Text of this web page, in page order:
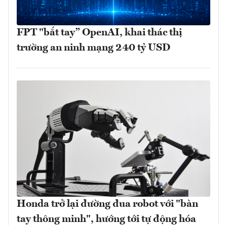
FPT "bắt tay” OpenAI, khai thác thị
trường an ninh mạng 240 tỷ USD
Honda trở lại đường đua robot với "bàn
tay thông minh", hướng tới tự động hóa